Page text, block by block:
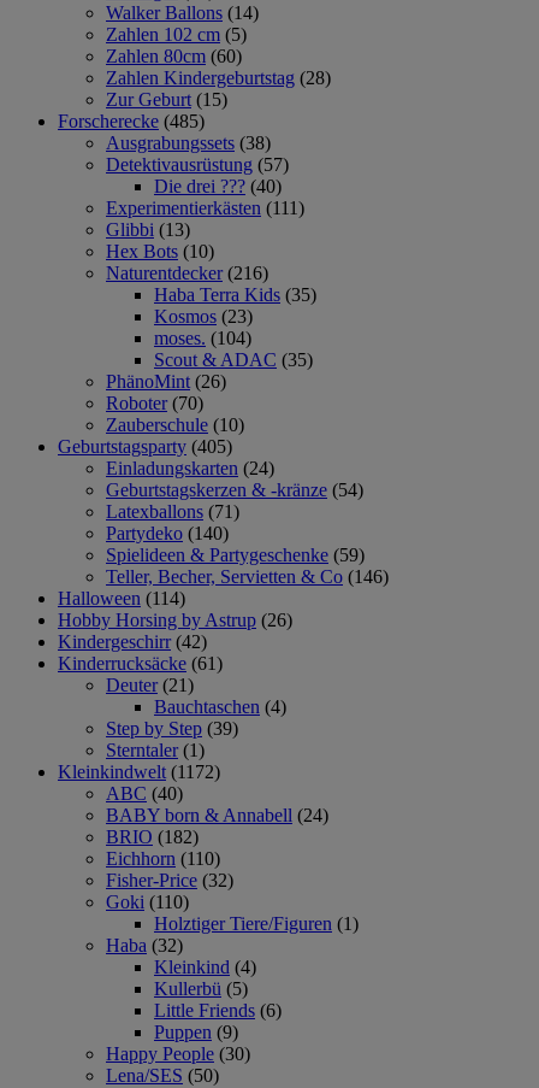
Walker Ballons (14)
Zahlen 102 cm (5)
Zahlen 80cm (60)
Zahlen Kindergeburtstag (28)
Zur Geburt (15)
Forscherecke (485)
Ausgrabungssets (38)
Detektivausrüstung (57)
Die drei ??? (40)
Experimentierkästen (111)
Glibbi (13)
Hex Bots (10)
Naturentdecker (216)
Haba Terra Kids (35)
Kosmos (23)
moses. (104)
Scout & ADAC (35)
PhänoMint (26)
Roboter (70)
Zauberschule (10)
Geburtstagsparty (405)
Einladungskarten (24)
Geburtstagskerzen & -kränze (54)
Latexballons (71)
Partydeko (140)
Spielideen & Partygeschenke (59)
Teller, Becher, Servietten & Co (146)
Halloween (114)
Hobby Horsing by Astrup (26)
Kindergeschirr (42)
Kinderrucksäcke (61)
Deuter (21)
Bauchtaschen (4)
Step by Step (39)
Sterntaler (1)
Kleinkindwelt (1172)
ABC (40)
BABY born & Annabell (24)
BRIO (182)
Eichhorn (110)
Fisher-Price (32)
Goki (110)
Holztiger Tiere/Figuren (1)
Haba (32)
Kleinkind (4)
Kullerbü (5)
Little Friends (6)
Puppen (9)
Happy People (30)
Lena/SES (50)